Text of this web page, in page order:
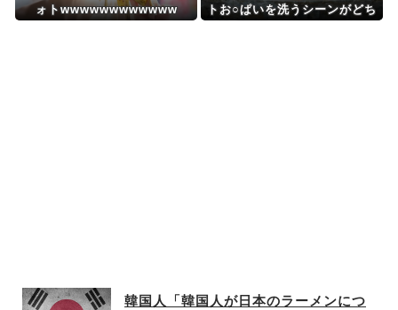
ォトwwwwwwwwwwww
トお○ぱいを洗うシーンがどち
韓国人「韓国人が日本のラーメンにつ